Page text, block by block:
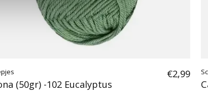
(50gr) -102 Eucalyptus
€2,99